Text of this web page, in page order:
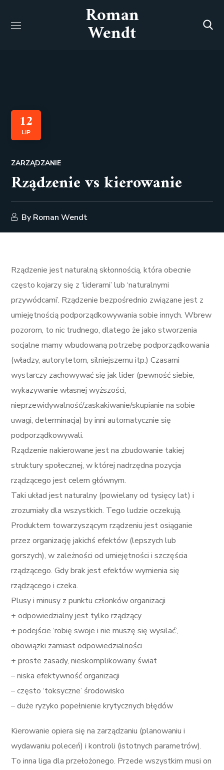
Roman
Wendt
12
LIP
ZARZĄDZANIE
Rządzenie vs kierowanie
By Roman Wendt
Rządzenie jest naturalną skłonnością, która obecnie
często kojarzy się z ‘liderami’ lub ‘naturalnymi
przywódcami’. Rządzenie bezpośrednio związane jest z
umiejętnością podporządkowywania sobie innych. Wbrew
pozorom, to nic trudnego, dlatego że jako stworzenia
socjalne mamy wbudowaną potrzebę podporządkowania
(władzy, autorytetom, silniejszemu itp.) Czasami
wystarczy zachowywać się jak lider (pewność siebie,
wykazywanie własnej wyższości,
nieprzewidywalność/zaskakiwanie/skupianie na sobie
uwagi, determinacja) by inni automatycznie się
podporządkowywali.
Rządzenie nakierowane jest na zbudowanie takiej
struktury społecznej, w której nadrzędna pozycja
rządzącego jest celem głównym.
Taki układ jest naturalny (powielany od tysięcy lat) i
zrozumiały dla wszystkich. Tego ludzie oczekują.
Produktem towarzyszącym rządzeniu jest osiąganie
przez organizację jakichś efektów (lepszych lub
gorszych), w zależności od umiejętności i szczęścia
rządzącego. Gdy brak jest efektów wymienia się
rządzącego i czeka.
Plusy i minusy z punktu członków organizacji
+ odpowiedzialny jest tylko rządzący
+ podejście ‘robię swoje i nie muszę się wysilać’,
obowiązki zamiast odpowiedzialności
+ proste zasady, nieskomplikowany świat
– niska efektywność organizacji
– często ‘toksyczne’ środowisko
– duże ryzyko popełnienie krytycznych błędów
Kierowanie opiera się na zarządzaniu (planowaniu i
wydawaniu poleceń) i kontroli (istotnych parametrów).
To inna liga dla przełożonego. Przede wszystkim musi on